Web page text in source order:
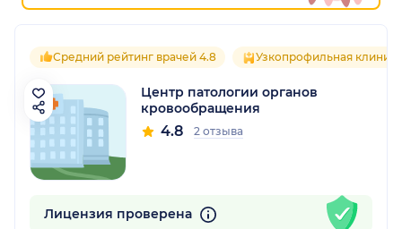
Средний рейтинг врачей 4.8 Узкопрофильная клиника
Центр патологии органов
кровообращения
4.8 2 отзыва
Лицензия проверена